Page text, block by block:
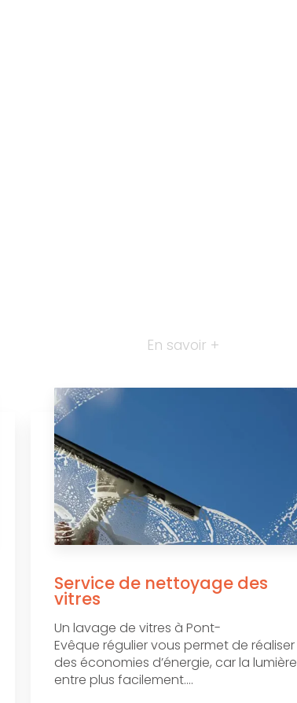
En savoir +
Service de nettoyage des
vitres
Un lavage de vitres à Pont-
Evêque régulier vous permet de réaliser
des économies d’énergie, car la lumière
entre plus facilement....